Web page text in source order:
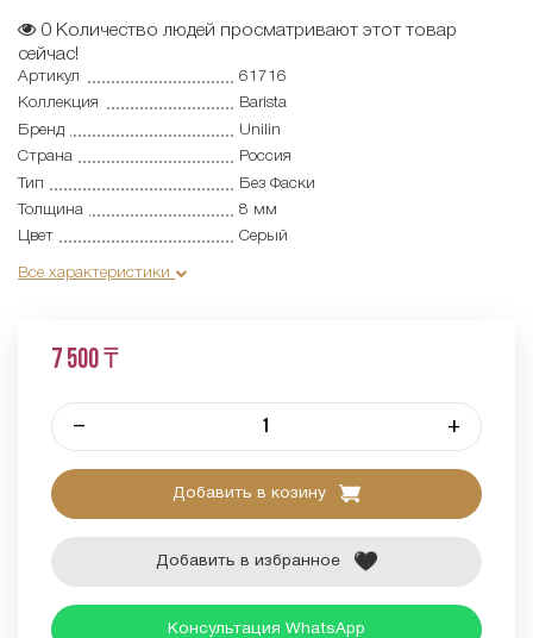
0 Количество людей просматривают этот товар
сейчас!
Артикул
61716
Коллекция
Barista
Бренд
Unilin
Страна
Россия
Тип
Без Фаски
Толщина
8 мм
Цвет
Серый
Все характеристики
7 500 ₸
– +
Добавить в козину
Добавить в избранное
Консультация WhatsApp